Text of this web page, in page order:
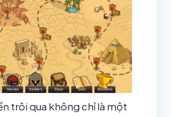
trôi qua không chỉ là một